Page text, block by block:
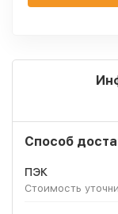
Способ
ПЭК
Стоимость